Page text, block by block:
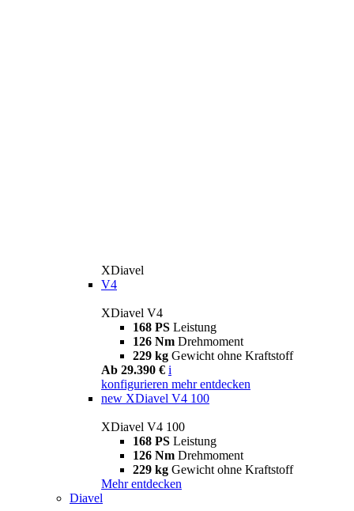
XDiavel
V4
XDiavel V4
168 PS Leistung
126 Nm Drehmoment
229 kg Gewicht ohne Kraftstoff
Ab 29.390 € i
konfigurieren mehr entdecken
new XDiavel V4 100
XDiavel V4 100
168 PS Leistung
126 Nm Drehmoment
229 kg Gewicht ohne Kraftstoff
Mehr entdecken
Diavel